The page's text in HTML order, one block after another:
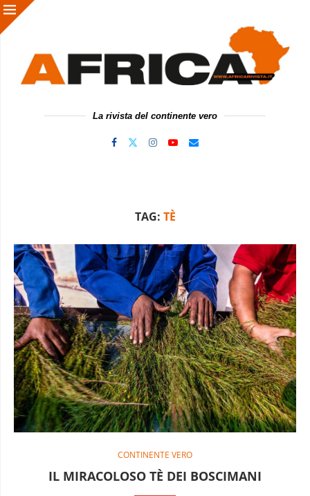
La rivista del continente vero
TAG: TÈ
CONTINENTE VERO
IL MIRACOLOSO TÈ DEI BOSCIMANI